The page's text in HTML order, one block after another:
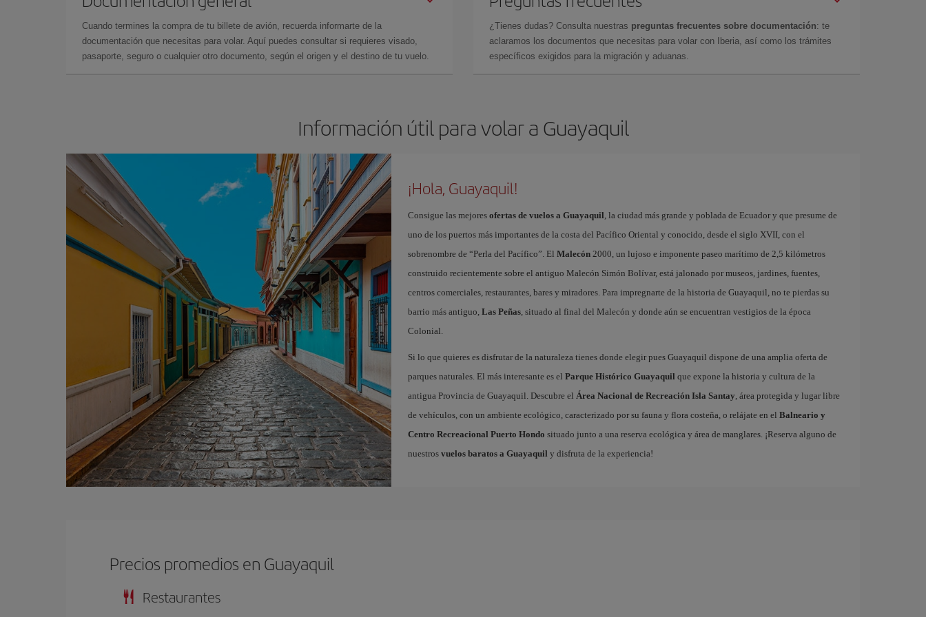
Cuando termines la compra de tu billete de avión, recuerda informarte de la
documentación que necesitas para volar. Aquí puedes consultar si requieres visado,
pasaporte, seguro o cualquier otro documento, según el origen y el destino de tu vuelo.
¿Tienes dudas? Consulta nuestras preguntas frecuentes sobre documentación: te
aclaramos los documentos que necesitas para volar con Iberia, así como los trámites
específicos exigidos para la migración y aduanas.
Información útil para volar a Guayaquil
¡Hola, Guayaquil!
Consigue las mejores ofertas de vuelos a Guayaquil, la ciudad más grande y poblada de Ecuador y que presume de
uno de los puertos más importantes de la costa del Pacífico Oriental y conocido, desde el siglo XVII, con el
sobrenombre de “Perla del Pacífico”. El Malecón2000, un lujoso e imponente paseo marítimo de 2,5 kilómetros
construido recientemente sobre el antiguo Malecón Simón Bolívar, está jalonado por museos, jardines, fuentes,
centros comerciales, restaurantes, bares y miradores. Para impregnarte de la historia de Guayaquil, no te pierdas su
barrio más antiguo, Las Peñas, situado al final del Malecón y donde aún se encuentran vestigios de la época
Colonial.
Si lo que quieres es disfrutar de la naturaleza tienes donde elegir pues Guayaquil dispone de una amplia oferta de
parques naturales. El más interesante es el Parque Histórico Guayaquil que expone la historia y cultura de la
antigua Provincia de Guayaquil. Descubre el Área Nacional de Recreación Isla Santay, área protegida y lugar libre
de vehículos, con un ambiente ecológico, caracterizado por su fauna y flora costeña, o relájate en el Balneario y
Centro Recreacional Puerto Hondo situado junto a una reserva ecológica y área de manglares. ¡Reserva alguno de
nuestros vuelos baratos a Guayaquil y disfruta de la experiencia!
Precios promedios en Guayaquil
Restaurantes